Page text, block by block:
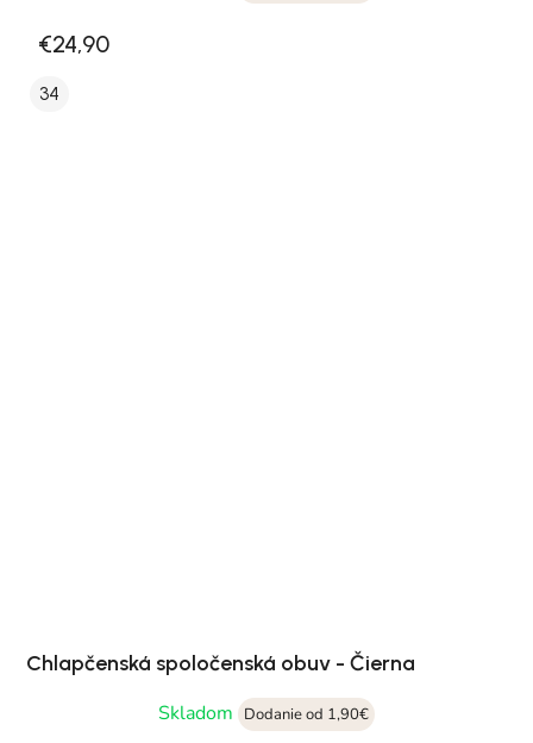
€24,90
34
Chlapčenská spoločenská obuv - Čierna
Skladom
Dodanie od 1,90€